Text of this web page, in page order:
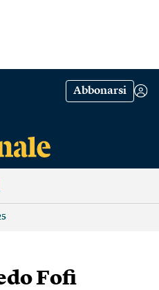
Abbonarsi
Fofi